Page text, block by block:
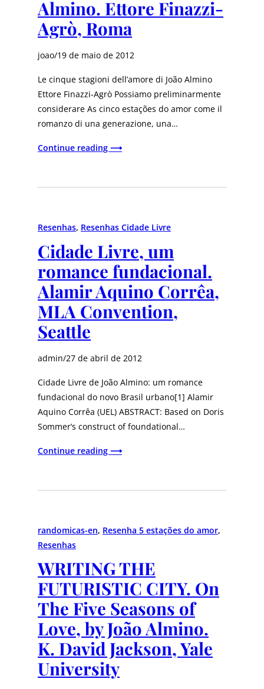
Almino. Ettore Finazzi-
Agrò, Roma
joao/19 de maio de 2012
Le cinque stagioni dell’amore di João Almino
Ettore Finazzi-Agrò Possiamo preliminarmente
considerare As cinco estações do amor come il
romanzo di una generazione, una…
Continue reading ⟶
Resenhas, Resenhas Cidade Livre
Cidade Livre, um
romance fundacional.
Alamir Aquino Corrêa,
MLA Convention,
Seattle
admin/27 de abril de 2012
Cidade Livre de João Almino: um romance
fundacional do novo Brasil urbano[1] Alamir
Aquino Corrêa (UEL) ABSTRACT: Based on Doris
Sommer’s construct of foundational…
Continue reading ⟶
randomicas-en, Resenha 5 estações do amor
Resenhas
WRITING THE
FUTURISTIC CITY. On
The Five Seasons of
Love, by João Almino.
K. David Jackson, Yale
University